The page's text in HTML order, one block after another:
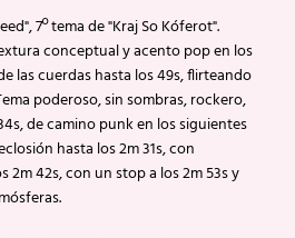
7º tema de "Kraj So Kóferot".
conceptual y acento pop en los
las cuerdas hasta los 49s, flirteando
poderoso, sin sombras, rockero,
de camino punk en los siguientes
hasta los 2m 31s, con
2m 42s, con un stop a los 2m 53s y